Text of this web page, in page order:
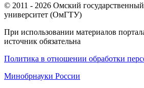
© 2011 - 2026 Омский
университет (ОмГТУ)
При использовании материалов
источник обязательна
Политика в отношении обработки
Минобрнауки России